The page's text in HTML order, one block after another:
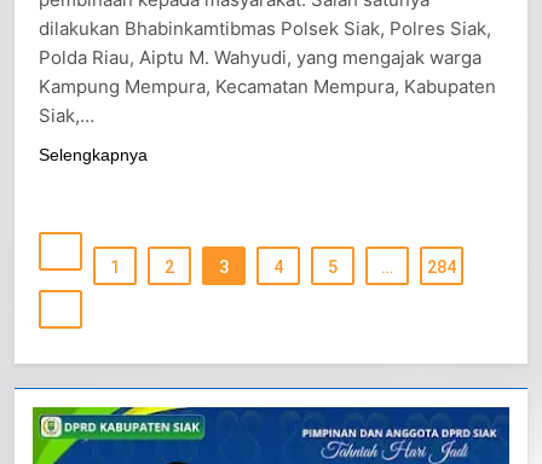
pembinaan kepada masyarakat. Salah satunya
dilakukan Bhabinkamtibmas Polsek Siak, Polres Siak,
Polda Riau, Aiptu M. Wahyudi, yang mengajak warga
Kampung Mempura, Kecamatan Mempura, Kabupaten
1 2 3 4 5 … 284